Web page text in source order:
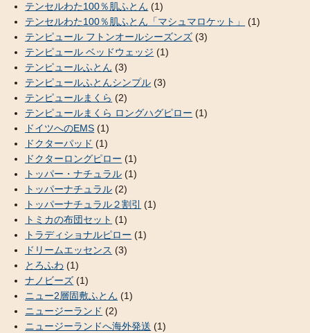
テンセルわた100％肌ふとん (1)
テンセルわた100％肌ふとん「マシュマロケット」
(1)
テンピュール フトンオールシーズンズ (3)
テンピュール ベッドウェッジ (1)
テンピュールふとん (3)
テンピュールふとんシンプル (3)
テンピュールまくら (2)
テンピュールまくら ロングハグピロー (1)
ドイツへのEMS (1)
ドクターパッド (1)
ドクターロングピロー (1)
トッパー・ナチュラル (1)
トッパーナチュラル (2)
トッパーナチュラル２割引
(1)
トミカの布団セット (1)
トラディショナルピロー (1)
ドリームエッセンス (3)
とろふわ (1)
ナノビーズ (1)
ニュー2層固敷ふとん (1)
ニュージーランド (2)
ニュージーランドへ海外発送 (1)